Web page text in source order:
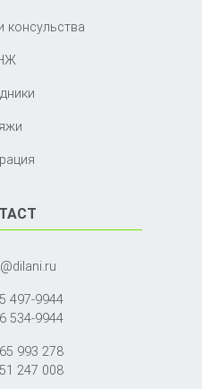
консульства
497-9944
534-9944
993 278
247 008